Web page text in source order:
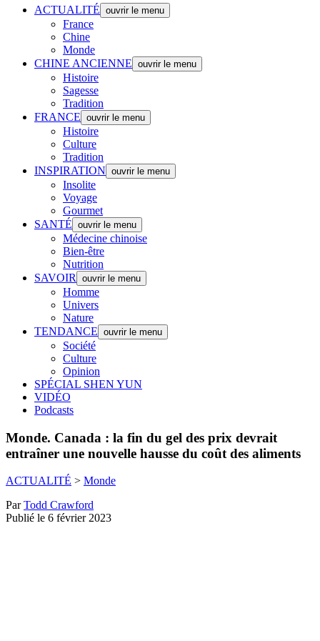
ACTUALITÉ ouvrir le menu
France
Chine
Monde
CHINE ANCIENNE ouvrir le menu
Histoire
Sagesse
Tradition
FRANCE ouvrir le menu
Histoire
Culture
Tradition
INSPIRATION ouvrir le menu
Insolite
Voyage
Gourmet
SANTÉ ouvrir le menu
Médecine chinoise
Bien-être
Nutrition
SAVOIR
ouvrir le menu
Homme
Univers
Nature
TENDANCE ouvrir le menu
Société
Culture
Opinion
SPÉCIAL SHEN YUN
VIDÉO
Podcasts
Monde. Canada : la fin du gel des prix devrait
entraîner une nouvelle hausse du coût des aliments
ACTUALITÉ > Monde
ParTodd Crawford
Publié le 6 février 2023